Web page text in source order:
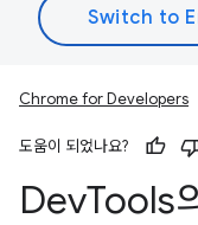
Chrome for Developers
도움이 되었나요?
DevTools